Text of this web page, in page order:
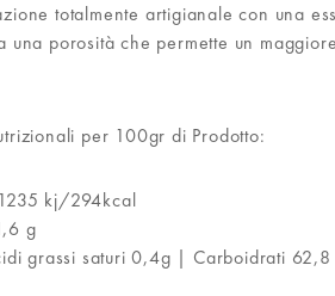
totalmente artigianale con una
una porosità che permette un
per 100gr di Prodotto:
kj/294kcal
g
grassi saturi 0,4g | Carboidrati